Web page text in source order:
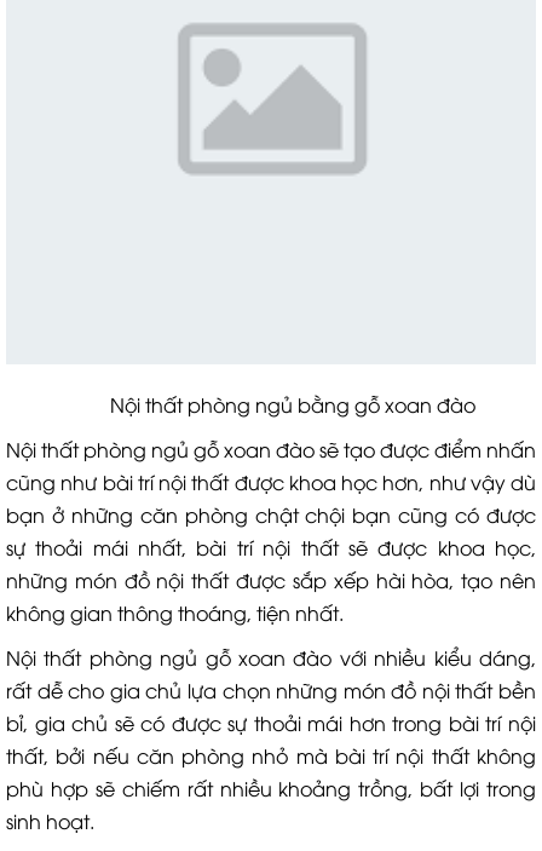
Nội thất phòng ngủ bằng gỗ xoan đào
Nội thất phòng ngủ gỗ xoan đào sẽ tạo được điểm nhấn
cũng như bài trí nội thất được khoa học hơn, như vậy dù
bạn ở những căn phòng chật chội bạn cũng có được
sự thoải mái nhất, bài trí nội thất sẽ được khoa học,
những món đồ nội thất được sắp xếp hài hòa, tạo nên
không gian thông thoáng, tiện nhất.
Nội thất phòng ngủ gỗ xoan đào với nhiều kiểu dáng,
rất dễ cho gia chủ lựa chọn những món đồ nội thất bền
bỉ, gia chủ sẽ có được sự thoải mái hơn trong bài trí nội
thất, bởi nếu căn phòng nhỏ mà bài trí nội thất không
phù hợp sẽ chiếm rất nhiều khoảng trồng, bất lợi trong
sinh hoạt.